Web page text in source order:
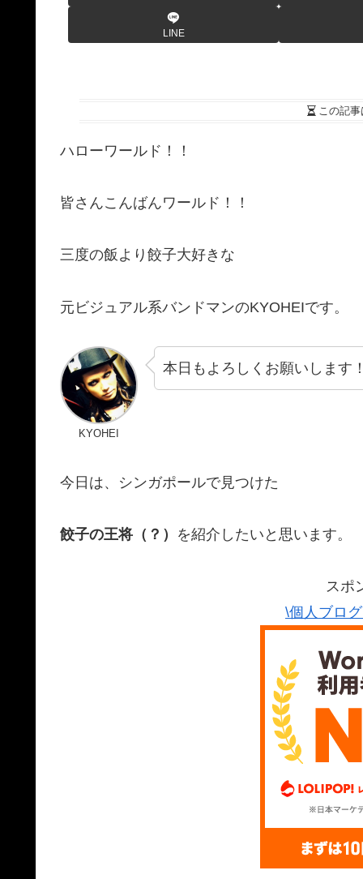
LINE
この記事
ハローワールド！！
皆さんこんばんワールド！！
三度の飯より餃子大好きな
元ビジュアル系バンドマンのKYOHEIです。
KYOHEI
本日もよろしくお願いします
今日は、シンガポールで見つけた
餃子の王将（？） を紹介したいと思います。
スポ
\個人ブロ